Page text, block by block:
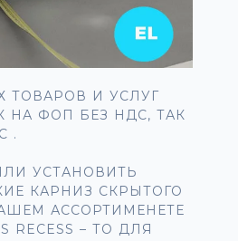
ТОВАРОВ И УСЛУГ
НА ФОП БЕЗ НДС, ТАК
.
УСТАНОВИТЬ
КАРНИЗ СКРЫТОГО
АССОРТИМЕНЕТЕ
RECESS – ТО ДЛЯ